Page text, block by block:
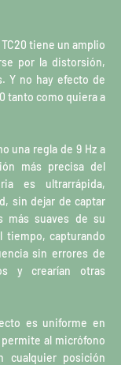
tiene un amplio
por la distorsión,
Y no hay efecto de
tanto como quiera a
una regla de 9 Hz a
más precisa del
es ultrarrápida,
sin dejar de captar
más suaves de su
tiempo, capturando
sin errores de
y crearían otras
es uniforme en
al micrófono
cualquier posición